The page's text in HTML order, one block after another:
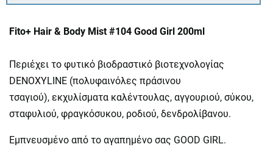
Fito+ Hair & Body Mist #104 Good Girl 200ml
Περιέχει το φυτικό βιοδραστικό βιοτεχνολογίας
DENOXYLINE (πολυφαινόλες πράσινου
τσαγιού), εκχυλίσματα καλέντουλας, αγγουριού, σύκου,
σταφυλιού, φραγκόσυκου, ροδιού, δενδρολίβανου.
Εμπνευσμένο από το αγαπημένο σας GOOD GIRL.